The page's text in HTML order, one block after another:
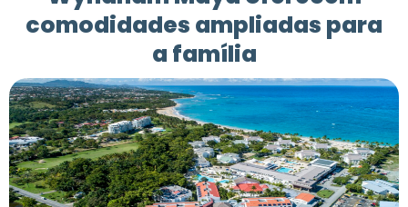
comodidades ampliadas para
a família